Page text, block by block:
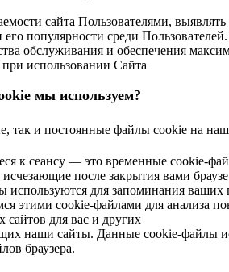
сайта Пользователями,
популярности среди Пользователей.
обслуживания и обеспечения
использовании Сайта
мы используем?
так и постоянные файлы cookie на
к сеансу — это временные cookie-
после закрытия вами
для запоминания ваших
этими cookie-файлами для анализа
для вас и других
наши сайты. Данные cookie-файлы
браузера.